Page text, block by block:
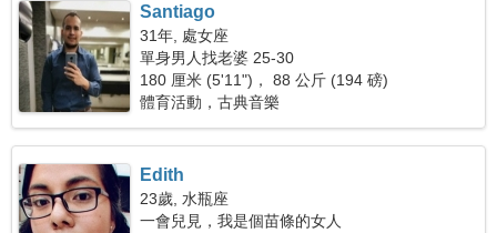
Santiago
31年, 處女座
單身男人找老婆 25-30
180 厘米 (5'11")， 88 公斤 (194 磅)
體育活動，古典音樂
Edith
23歲, 水瓶座
一會兒見，我是個苗條的女人